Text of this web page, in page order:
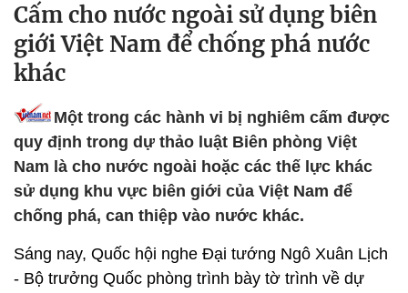
Cấm cho nước ngoài sử dụng biên
giới Việt Nam để chống phá nước
khác
Một trong các hành vi bị nghiêm cấm được
quy định trong dự thảo luật Biên phòng Việt
Nam là cho nước ngoài hoặc các thế lực khác
sử dụng khu vực biên giới của Việt Nam để
chống phá, can thiệp vào nước khác.
Sáng nay, Quốc hội nghe Đại tướng Ngô Xuân Lịch
- Bộ trưởng Quốc phòng trình bày tờ trình về dự